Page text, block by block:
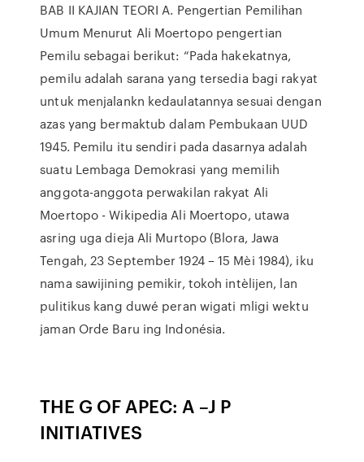
BAB II KAJIAN TEORI A. Pengertian Pemilihan
Umum Menurut Ali Moertopo pengertian
Pemilu sebagai berikut: “Pada hakekatnya,
pemilu adalah sarana yang tersedia bagi rakyat
untuk menjalankn kedaulatannya sesuai dengan
azas yang bermaktub dalam Pembukaan UUD
1945. Pemilu itu sendiri pada dasarnya adalah
suatu Lembaga Demokrasi yang memilih
anggota-anggota perwakilan rakyat Ali
Moertopo - Wikipedia Ali Moertopo, utawa
asring uga dieja Ali Murtopo (Blora, Jawa
Tengah, 23 September 1924 – 15 Mèi 1984), iku
nama sawijining pemikir, tokoh intèlijen, lan
pulitikus kang duwé peran wigati mligi wektu
jaman Orde Baru ing Indonésia.
THE G OF APEC: A –J P
INITIATIVES